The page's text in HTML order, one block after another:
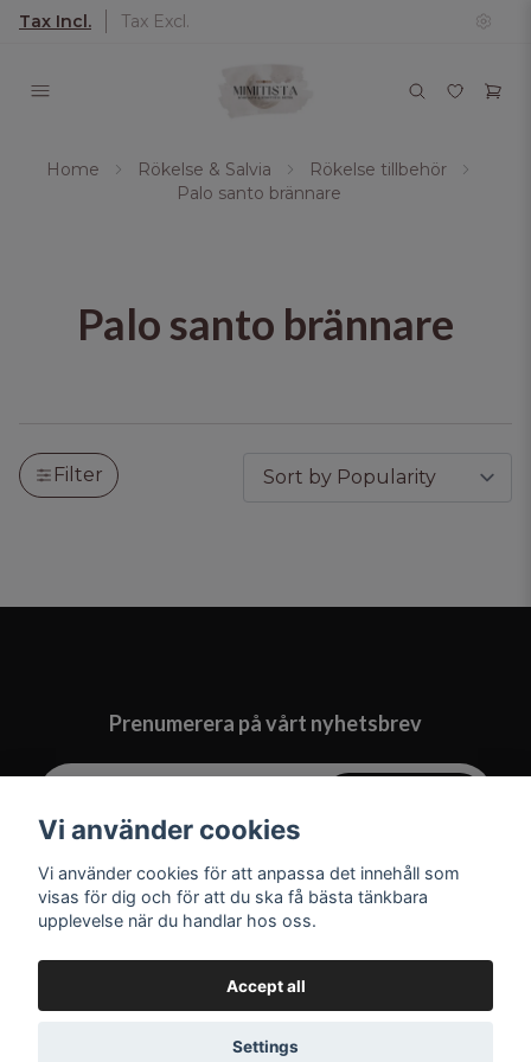
Tax Incl. Tax Excl.
Home Rökelse & Salvia
Rökelse tillbehör
Palo santo brännare
Palo santo brännare
Filter
Filter by produkter. Klicka för att öppna
Tar bort alla aktiva filter och visar alla produkter.
Prenumerera på vårt nyhetsbrev
Vi använder cookies
Vi använder cookies för att anpassa det innehåll som
visas för dig och för att du ska få bästa tänkbara
upplevelse när du handlar hos oss.
Accept all
Settings